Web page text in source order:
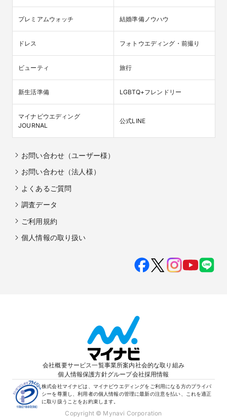
プレミアムウォッチ 結婚準備ノウハウ
ドレス フォトウエディング・前撮り
ビューティ 旅行
新生活準備 LGBTQ+フレンドリー
マイナビウエディング
JOURNAL
公式LINE
お問い合わせ（ユーザー様）
お問い合わせ（法人様）
よくあるご質問
調査データ
ご利用規約
個人情報の取り扱い
会社概要サービス一覧事業所案内社会的な取り組み
個人情報保護方針グループ会社採用情報
株式会社マイナビは、マイナビウエディングをご利用になる方のプライバ
シーを尊重し、利用者の個人情報の管理に最新の注意を払い、これを適正
に取り扱うことをお約束します。
Copyright © Mynavi Corporation